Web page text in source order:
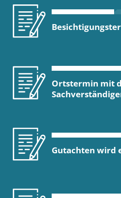
Ortstermin mit
Gutachten wird